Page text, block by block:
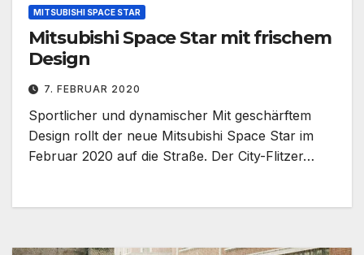
MITSUBISHI SPACE STAR
Mitsubishi Space Star mit frischem
Design
7. FEBRUAR 2020
Sportlicher und dynamischer Mit geschärftem
Design rollt der neue Mitsubishi Space Star im
Februar 2020 auf die Straße. Der City-Flitzer…